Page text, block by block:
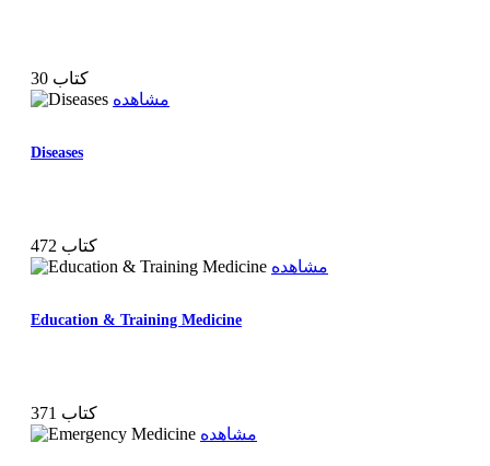
30 کتاب
مشاهده
Diseases
472 کتاب
مشاهده
Education & Training Medicine
371 کتاب
مشاهده